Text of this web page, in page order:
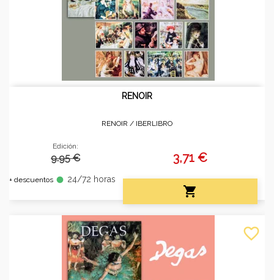
RENOIR
RENOIR / IBERLIBRO
Edición:
9.95 €
+ descuentos fiber_manual_record 24/72 horas
3,71 €

favorite_border